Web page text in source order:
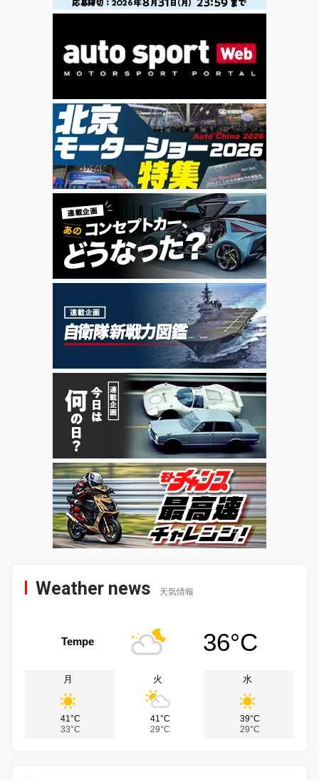
Weather news 天気情報
Tempe 36°C
月
41°C
33°C
火
41°C
29°C
水
39°C
29°C